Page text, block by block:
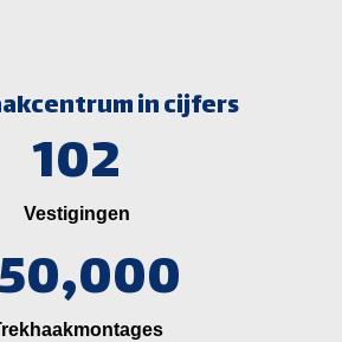
in cijfers
102
Vestigingen